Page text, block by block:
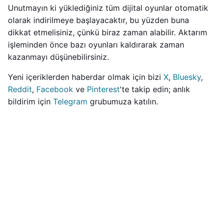
Unutmayın ki yüklediğiniz tüm dijital oyunlar otomatik
olarak indirilmeye başlayacaktır, bu yüzden buna
dikkat etmelisiniz, çünkü biraz zaman alabilir. Aktarım
işleminden önce bazı oyunları kaldırarak zaman
kazanmayı düşünebilirsiniz.
Yeni içeriklerden haberdar olmak için bizi X, Bluesky,
Reddit, Facebook ve Pinterest'te takip edin; anlık
bildirim için Telegram grubumuza katılın.